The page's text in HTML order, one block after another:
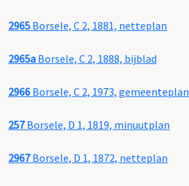
2965 Borsele, C 2, 1881, netteplan
2965a Borsele, C 2, 1888, bijblad
2966 Borsele, C 2, 1973, gemeenteplan
257Borsele, D 1, 1819, minuutplan
2967Borsele, D 1, 1872, netteplan